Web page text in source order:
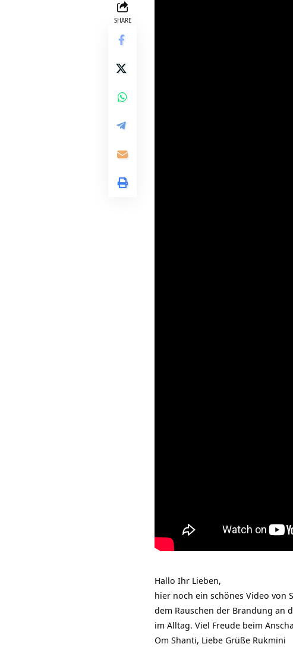
SHARE
Hallo Ihr Lieben,
hier noch ein schönes Video von
dem Rauschen der Brandung an
im Alltag. Viel Freude beim
Om Shanti, Liebe Grüße Rukmini